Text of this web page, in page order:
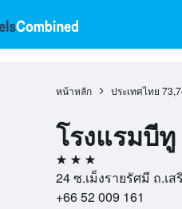
หน้าหลัก ประเทศไทย
โรงแรมบี
3 ดาว
24 ซ.เม็งรายรัศมี ถ.เ
+66 52 009 161